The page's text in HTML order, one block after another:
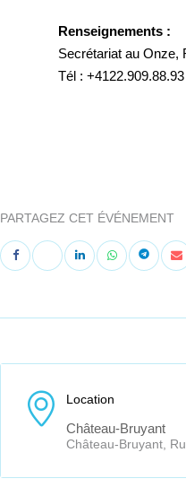
Renseignements :
Secrétariat au Onze,
Tél : +4122.909.88.93
PARTAGEZ CET ÉVÉNEMENT
Location
Château-Bruyant
Château-Bruyant,